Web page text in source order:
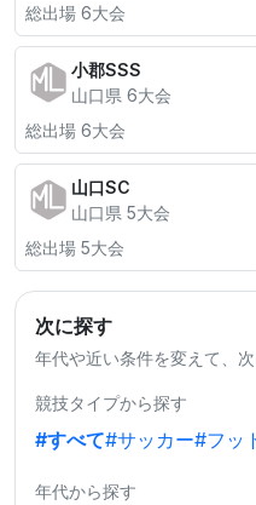
総出場 6大会
小郡SSS
山口県 6大会
総出場 6大会
山口SC
山口県 5大会
総出場 5大会
次に探す
年代や近い条件を変えて、
競技タイプから探す
#すべて#サッカー#フッ
年代から探す